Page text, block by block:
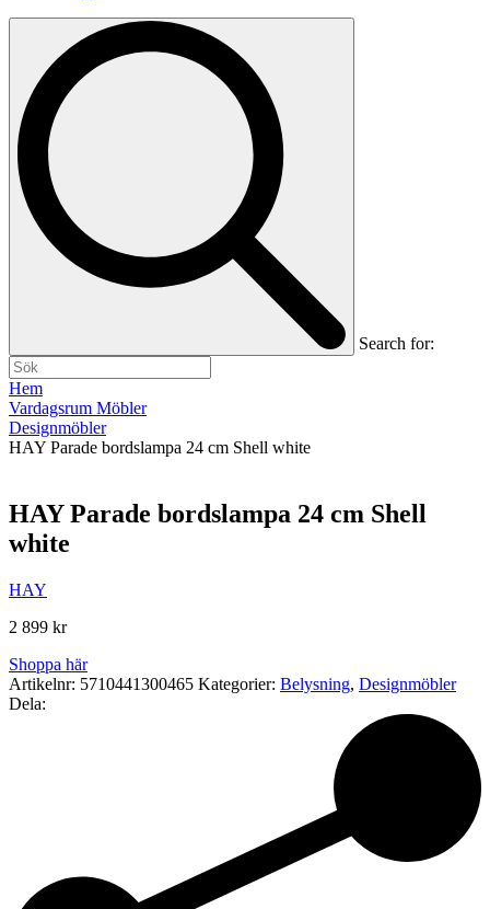
Search for:
Hem
Vardagsrum Möbler
Designmöbler
HAY Parade bordslampa 24 cm Shell white
HAY Parade bordslampa 24 cm Shell
white
HAY
2 899 kr
Shoppa här
Artikelnr: 5710441300465 Kategorier: Belysning, Designmöbler
Dela: